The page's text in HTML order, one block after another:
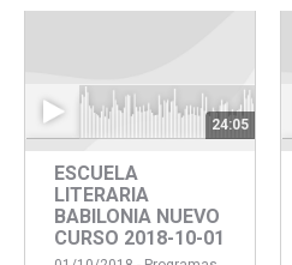
24:05
ESCUELA
LITERARIA
BABILONIA NUEVO
CURSO 2018-10-01